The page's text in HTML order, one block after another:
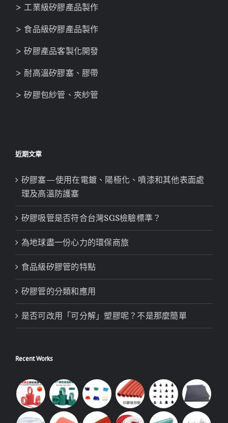
> 工業級矽膠產品製作
> 食品級矽膠產品製作
> 矽膠產品客製化開發
> 耐高溫矽膠塞、膠帶
> 矽膠包紗管、夾紗管
近期文章
矽膠塞—使用在電鍍、陽極化、噴漆和其他表面處
理及高溫防護塞
矽膠吸管是否符合台灣SGS檢驗標準？
為地球盡一份心力的環保商旅
食品級矽膠管的特點
矽膠管的分類和應用
是否可改用「可分解」塑膠呢？不是那麼簡單
Recent Works